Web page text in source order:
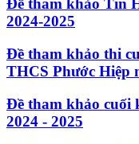
Đề tham khảo Tin
2024-2025
Đề tham khảo thi
THCS Phước Hiệp
Đề tham khảo cuối
2024 - 2025